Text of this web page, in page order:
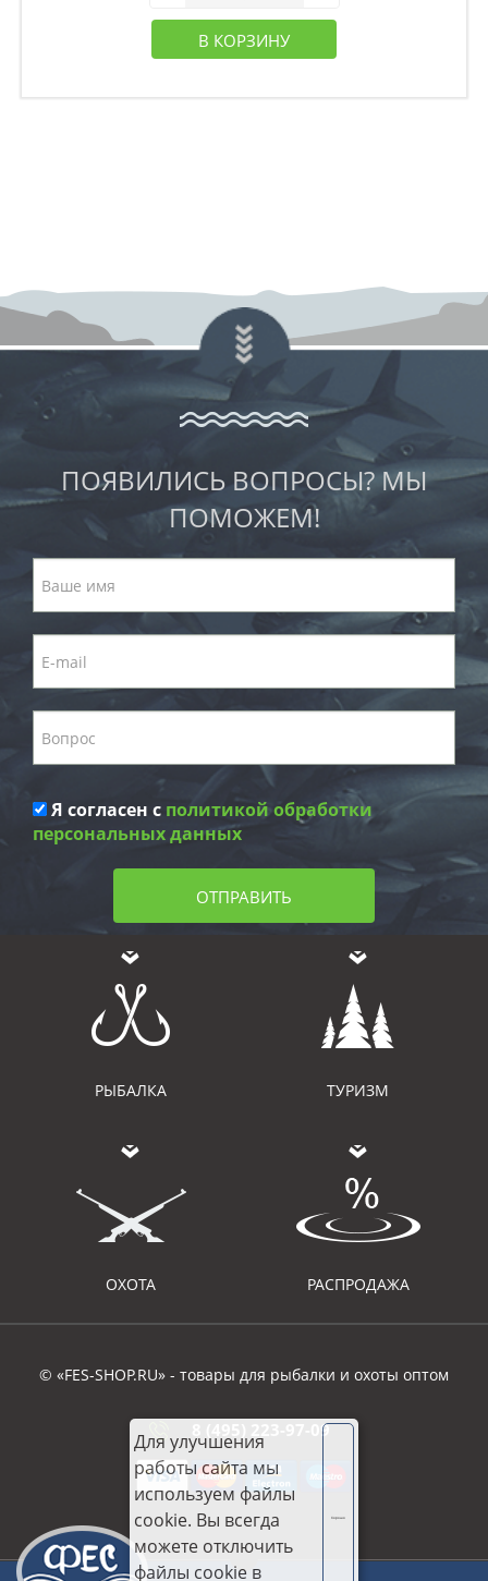
В КОРЗИНУ
ПОЯВИЛИСЬ ВОПРОСЫ? МЫ
ПОМОЖЕМ!
Я согласен с политикой обработки
персональных данных
ОТПРАВИТЬ
РЫБАЛКА ТУРИЗМ
ОХОТА РАСПРОДАЖА
© «FES-SHOP.RU» - товары для рыбалки и охоты оптом
8 (495) 223-97-09
Для улучшения
работы сайта мы
используем файлы
cookie. Вы всегда
можете отключить
файлы cookie в
Хорошо